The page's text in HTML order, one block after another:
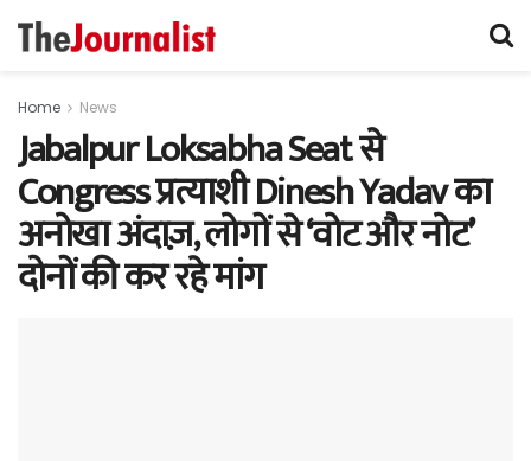
Home News
Jabalpur Loksabha Seat से
Congress प्रत्याशी Dinesh Yadav का
अनोखा अंदाज़, लोगों से ‘वोट और नोट’
दोनों की कर रहे मांग